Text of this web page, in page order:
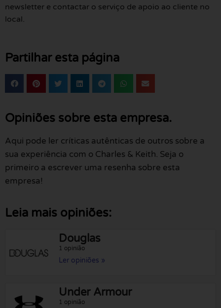
newsletter e contactar o serviço de apoio ao cliente no
local.
Partilhar esta página
Opiniões sobre esta empresa.
Aqui pode ler críticas autênticas de outros sobre a
sua experiência com o Charles & Keith. Seja o
primeiro a escrever uma resenha sobre esta
empresa!
Leia mais opiniões:
Douglas
1 opinião
Ler opiniões »
Under Armour
1 opinião